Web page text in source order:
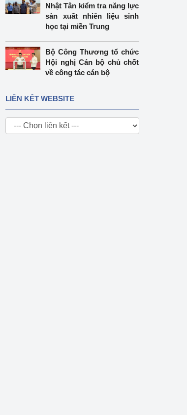
Nhật Tân kiểm tra năng lực
sản xuất nhiên liệu sinh
học tại miền Trung
Bộ Công Thương tổ chức
Hội nghị Cán bộ chủ chốt
về công tác cán bộ
LIÊN KẾT WEBSITE